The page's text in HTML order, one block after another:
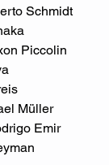
Schmidt
Piccolin
Müller
Emir